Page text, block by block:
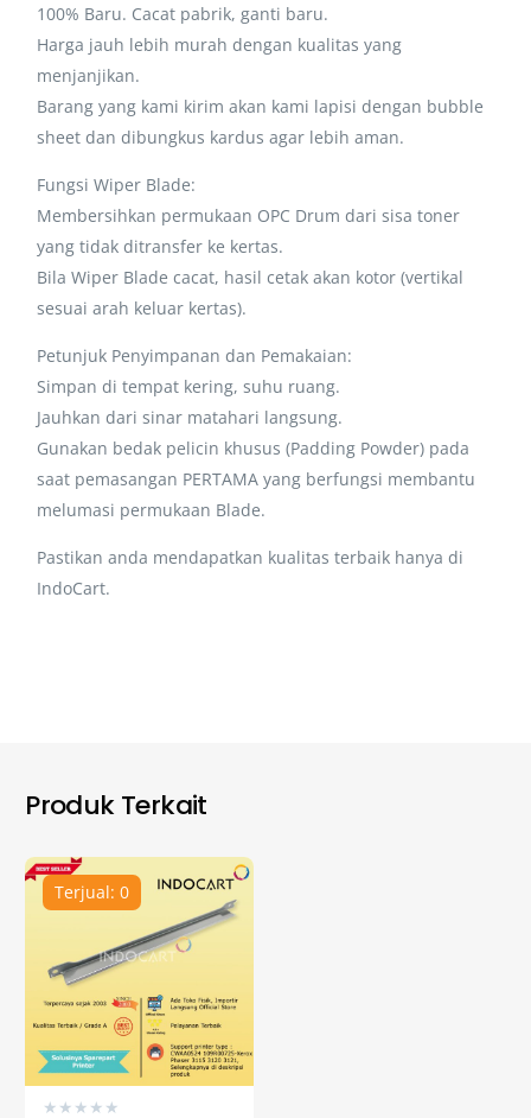
100% Baru. Cacat pabrik, ganti baru.
Harga jauh lebih murah dengan kualitas yang
menjanjikan.
Barang yang kami kirim akan kami lapisi dengan bubble
sheet dan dibungkus kardus agar lebih aman.
Fungsi Wiper Blade:
Membersihkan permukaan OPC Drum dari sisa toner
yang tidak ditransfer ke kertas.
Bila Wiper Blade cacat, hasil cetak akan kotor (vertikal
sesuai arah keluar kertas).
Petunjuk Penyimpanan dan Pemakaian:
Simpan di tempat kering, suhu ruang.
Jauhkan dari sinar matahari langsung.
Gunakan bedak pelicin khusus (Padding Powder) pada
saat pemasangan PERTAMA yang berfungsi membantu
melumasi permukaan Blade.
Pastikan anda mendapatkan kualitas terbaik hanya di
IndoCart.
Produk Terkait
Terjual: 0
★ ★ ★ ★ ★